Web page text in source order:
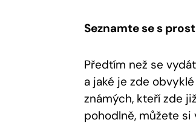
Seznamte se s
Předtím než se
a jaké je zde
známých, kteří zde
pohodlně, můžete